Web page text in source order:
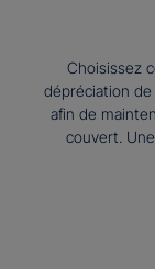
Choisissez
dépréciation de
afin de
couvert.